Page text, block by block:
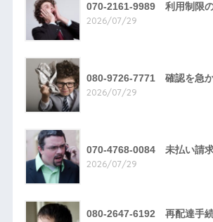
070-2161-9989 利用制限
2026/07/29
080-9726-7771 確認を急
2026/07/29
070-4768-0084 未払い請
2026/07/29
080-2647-6192 再配達手